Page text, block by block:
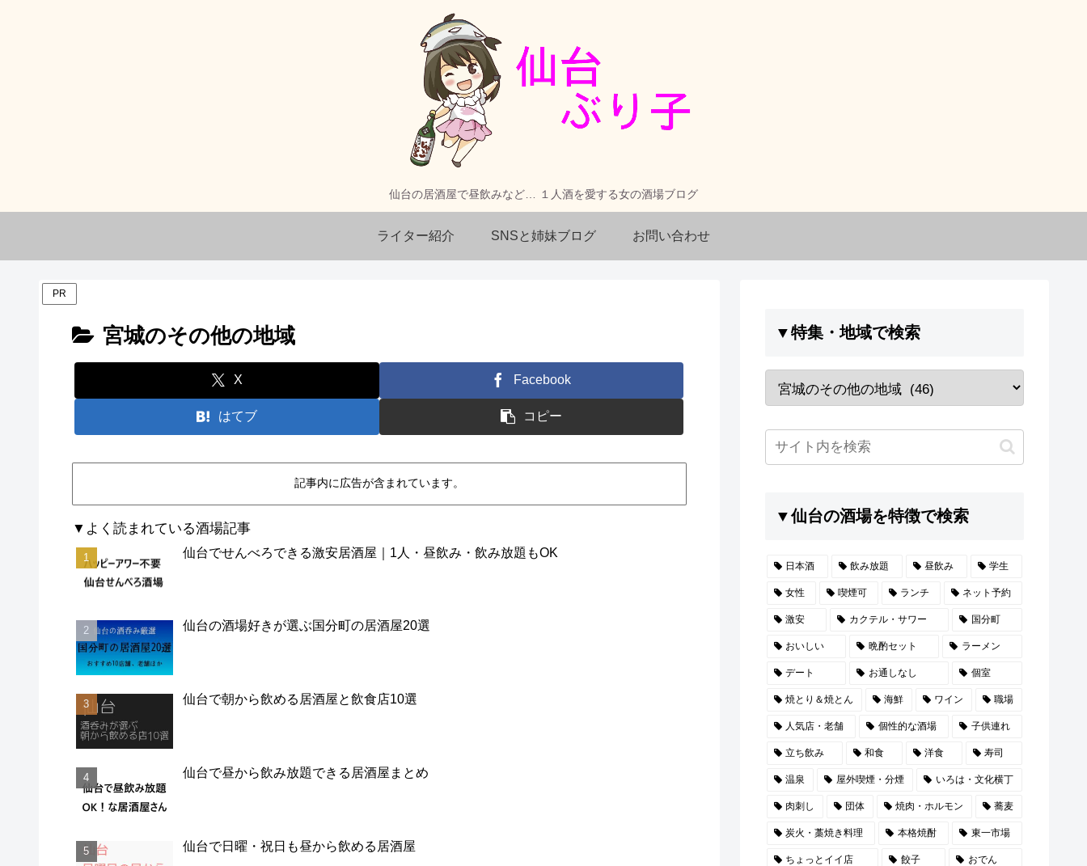
仙台の居酒屋で昼飲みなど… １人酒を愛する女の酒場ブログ
ライター紹介 SNSと姉妹ブログ お問い合わせ
PR
宮城のその他の地域
X Facebook
はてブ コピー
記事内に広告が含まれています。
▼よく読まれている酒場記事
仙台でせんべろできる激安居酒屋｜1人・昼飲み・飲み放題もOK
仙台の酒場好きが選ぶ国分町の居酒屋20選
仙台で朝から飲める居酒屋と飲食店10選
仙台で昼から飲み放題できる居酒屋まとめ
仙台で日曜・祝日も昼から飲める居酒屋
▼特集・地域で検索
▼仙台の酒場を特徴で検索
日本酒 飲み放題 昼飲み 学生
女性 喫煙可 ランチ ネット予約
激安 カクテル・サワー 国分町
おいしい 晩酌セット ラーメン
デート お通しなし 個室
焼とり＆焼とん 海鮮 ワイン 職場
人気店・老舗 個性的な酒場 子供連れ
立ち飲み 和食 洋食 寿司
温泉 屋外喫煙・分煙 いろは・文化横丁
肉刺し 団体 焼肉・ホルモン 蕎麦
炭火・藁焼き料理 本格焼酎 東一市場
ちょっとイイ店 餃子 おでん